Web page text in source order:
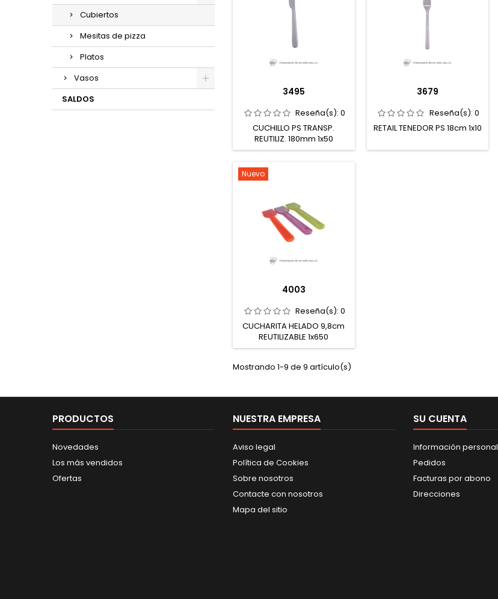
Cubiertos
Mesitas de pizza
Platos
Vasos
SALDOS
3495
Reseña(s):0
CUCHILLO PS TRANSP.
REUTILIZ. 180mm 1x50
3679
Reseña(s): 0
RETAIL TENEDOR PS 18cm 1x10
Nuevo
4003
Reseña(s):0
CUCHARITA HELADO 9,8cm
REUTILIZABLE 1x650
Mostrando 1-9 de 9 artículo(s)
PRODUCTOS
Novedades
Los más vendidos
Ofertas
NUESTRA EMPRESA
Aviso legal
Política de Cookies
Sobre nosotros
Contacte con nosotros
Mapa del sitio
SU CUENTA
Información personal
Pedidos
Facturas por abono
Direcciones